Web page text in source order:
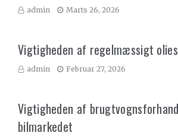
admin Marts 26, 2026
Vigtigheden af regelmæssigt
admin Februar 27, 2026
Vigtigheden af
bilmarkedet